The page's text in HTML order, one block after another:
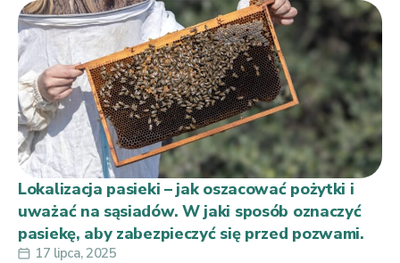
Lokalizacja pasieki – jak oszacować pożytki i
uważać na sąsiadów. W jaki sposób oznaczyć
pasiekę, aby zabezpieczyć się przed pozwami.
17 lipca, 2025